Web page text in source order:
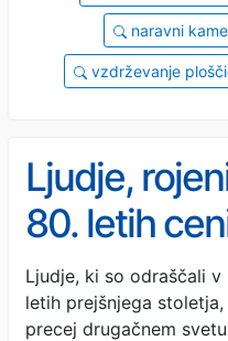
naravni
vzdrževanje
Ljudje,
80. letih
ki se jih
na široko
Ljudje, ki so odraščali v
letih prejšnjega
precej drugačnem